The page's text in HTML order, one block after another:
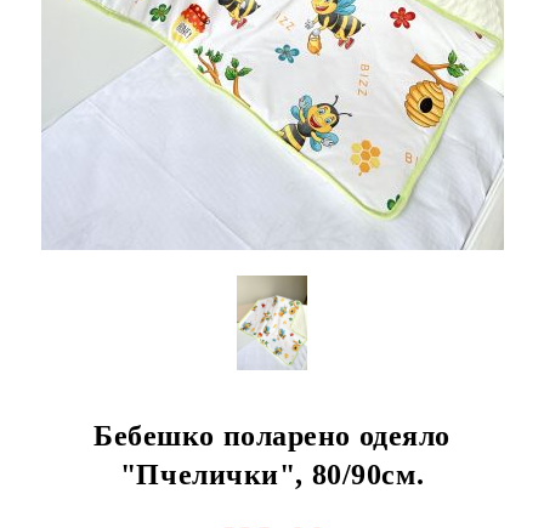
Бебешко поларено одеяло
"Пчелички", 80/90см.